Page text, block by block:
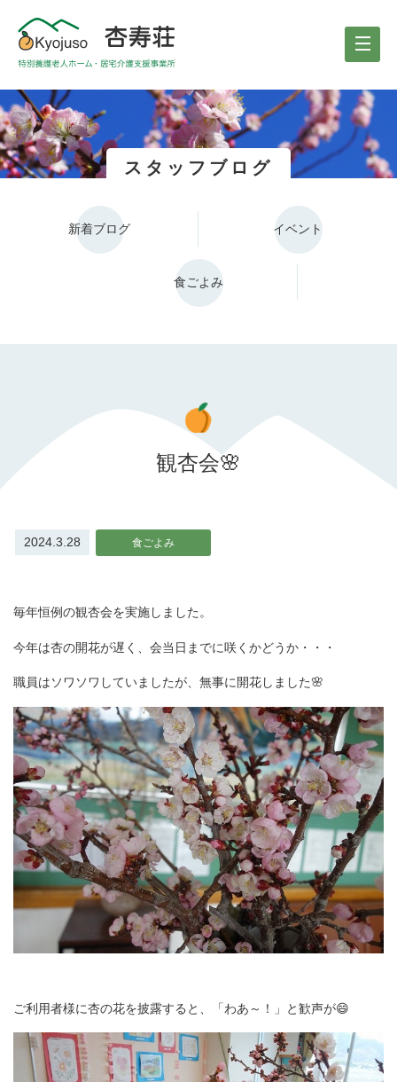
スタッフブログ
新着ブログ イベント
食ごよみ
観杏会🌸
2024.3.28 食ごよみ
毎年恒例の観杏会を実施しました。
今年は杏の開花が遅く、会当日までに咲くかどうか・・・
職員はソワソワしていましたが、無事に開花しました🌸
ご利用者様に杏の花を披露すると、「わあ～！」と歓声が😄